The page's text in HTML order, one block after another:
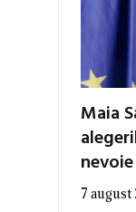
Maia
7